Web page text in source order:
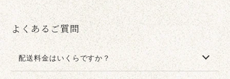
よくあるご質問
配送料金はいくらですか？